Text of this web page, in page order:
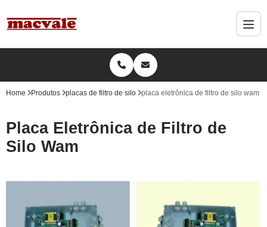
Home Produtos placas de filtro de silo placa eletrônica de filtro de silo wam
Placa Eletrônica de Filtro de
Silo Wam